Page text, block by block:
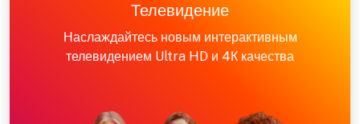
Телевидение
Наслаждайтесь новым интерактивным
телевидением Ultra HD и 4К качества